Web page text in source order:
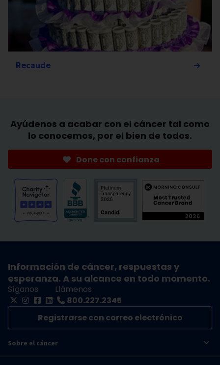
Recaude
Ayúdenos a acabar con el cáncer tal como
lo conocemos, por el bien de todos.
Done con confianza
Información de cáncer, respuestas y
esperanza. A su alcance en todo momento.
Síganos
Llámenos
800.227.2345
Registrarse con correo electrónico
Sobre el cáncer